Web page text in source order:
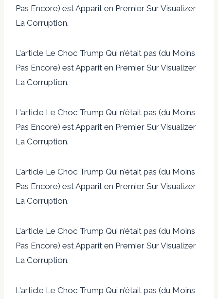
Pas Encore) est Apparit en Premier Sur Visualizer
La Corruption.
L'article Le Choc Trump Qui n'était pas (du Moins
Pas Encore) est Apparit en Premier Sur Visualizer
La Corruption.
L'article Le Choc Trump Qui n'était pas (du Moins
Pas Encore) est Apparit en Premier Sur Visualizer
La Corruption.
L'article Le Choc Trump Qui n'était pas (du Moins
Pas Encore) est Apparit en Premier Sur Visualizer
La Corruption.
L'article Le Choc Trump Qui n'était pas (du Moins
Pas Encore) est Apparit en Premier Sur Visualizer
La Corruption.
L'article Le Choc Trump Qui n'était pas (du Moins